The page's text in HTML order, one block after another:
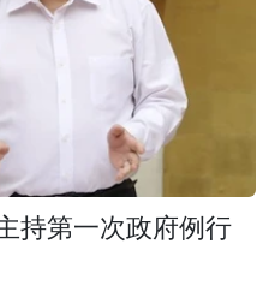
持第一次政府例行